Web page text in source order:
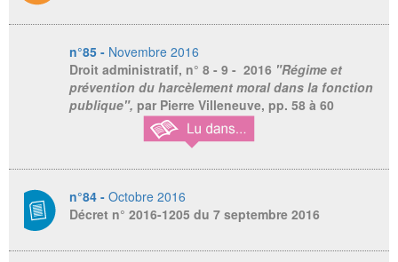
n°85 - Novembre 2016
Droit administratif, n° 8 - 9 - 2016 "Régime et
prévention du harcèlement moral dans la fonction
publique", par Pierre Villeneuve, pp. 58 à 60
n°84 - Octobre 2016
Décret n° 2016-1205 du 7 septembre 2016